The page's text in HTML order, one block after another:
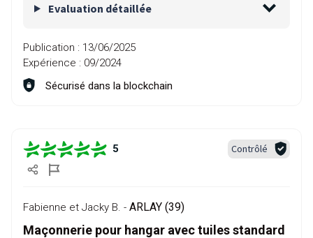
Evaluation détaillée
Publication : 13/06/2025
Expérience : 09/2024
Sécurisé dans la blockchain
5 Contrôlé
Fabienne et Jacky B. - ARLAY (39)
Maçonnerie pour hangar avec tuiles standard